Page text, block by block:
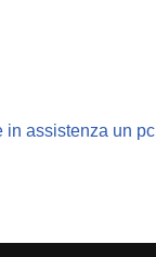
in assistenza un pc